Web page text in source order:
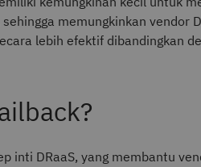
memungkinkan vendor
lebih efektif dibandingkan
inti DRaaS, yang membantu